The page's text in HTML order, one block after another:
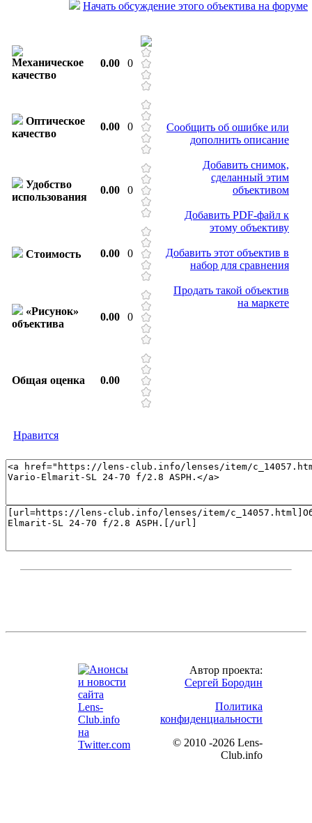
Начать обсуждение этого объектива на форуме
Механическое
качество
0.00 0
Оптическое
качество
0.00 0
Удобство
использования
0.00 0
Стоимость 0.00 0
«Рисунок»
объектива
0.00 0
Общая оценка 0.00
Сообщить об ошибке или
дополнить описание
Добавить снимок,
сделанный этим
объективом
Добавить PDF-файл к
этому объективу
Добавить этот объектив в
набор для сравнения
Продать такой объектив
на маркете
Нравится
Автор проекта:
Сергей Бородин
Политика
конфиденциальности
© 2010 -2026 Lens-
Club.info